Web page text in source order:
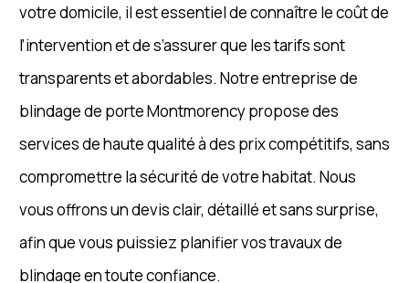
votre domicile, il est essentiel de connaître le coût de
l’intervention et de s’assurer que les tarifs sont
transparents et abordables. Notre entreprise de
blindage de porte Montmorency propose des
services de haute qualité à des prix compétitifs, sans
compromettre la sécurité de votre habitat. Nous
vous offrons un devis clair, détaillé et sans surprise,
afin que vous puissiez planifier vos travaux de
blindage en toute confiance.